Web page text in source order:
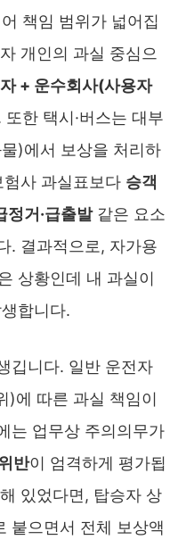
책임 범위가 넓어집
개인의 과실 중심으
+ 운수회사(사용자
한 택시·버스는 대부
물)에서 보상을 처리하
사 과실표보다 승객
정거·급출발같은 요소
. 결과적으로, 자가용
상황인데 내 과실이
합니다.
깁니다. 일반 운전자
)에 따른 과실 책임이
는 업무상 주의의무가
반이 엄격하게 평가됩
있었다면, 탑승자 상
붙으면서 전체 보상액